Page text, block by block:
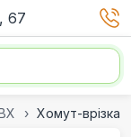
67
Хомут-врізка